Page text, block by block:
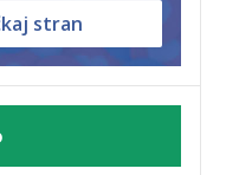
stran